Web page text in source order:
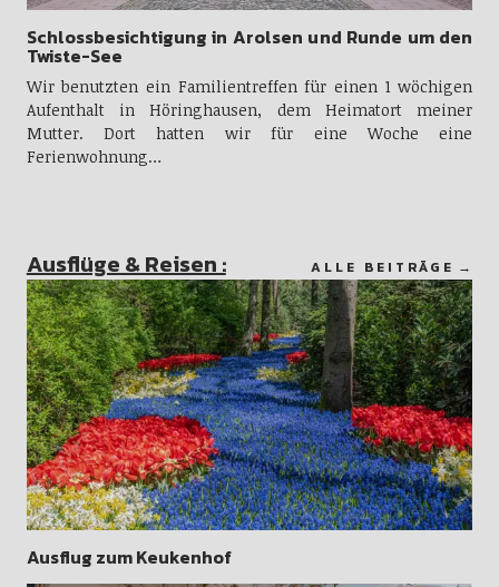
Schlossbesichtigung in Arolsen und Runde um den
Twiste-See
Wir benutzten ein Familientreffen für einen 1 wöchigen
Aufenthalt in Höringhausen, dem Heimatort meiner
Mutter. Dort hatten wir für eine Woche eine
Ferienwohnung…
Ausflüge & Reisen : ALLE BEITRÄGE
Ausflug zum Keukenhof